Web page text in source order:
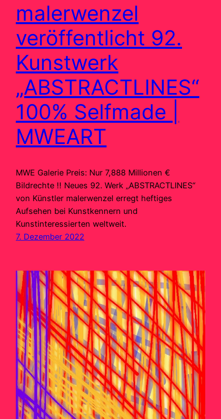
malerwenzel
veröffentlicht 92.
Kunstwerk
„ABSTRACTLINES“
100% Selfmade |
MWEART
MWE Galerie Preis: Nur 7,888 Millionen €
Bildrechte !! Neues 92. Werk „ABSTRACTLINES“
von Künstler malerwenzel erregt heftiges
Aufsehen bei Kunstkennern und
Kunstinteressierten weltweit.
7. Dezember 2022